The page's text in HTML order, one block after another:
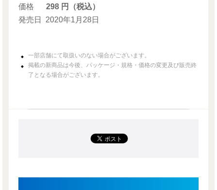
価格
298 円（税込）
発売日
2020年1月28日
一部店舗にて取扱いのない場合がございます。
掲載の新商品は今後、パッケージ・規格・価格の変更及び販売終
了となる場合がございます。